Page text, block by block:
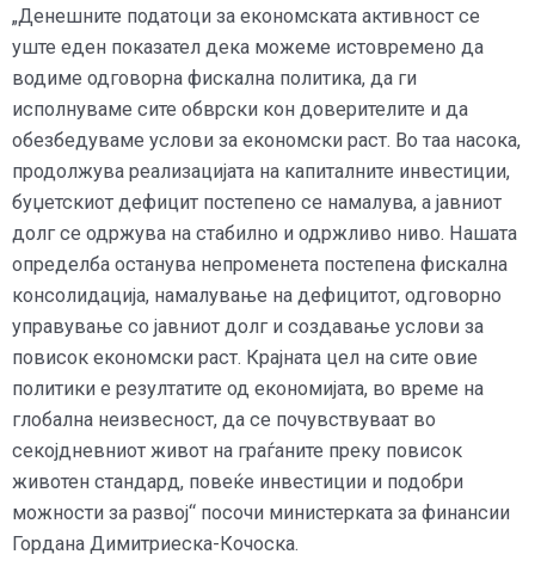
„Денешните податоци за економската активност се
уште еден показател дека можеме истовремено да
водиме одговорна фискална политика, да ги
исполнуваме сите обврски кон доверителите и да
обезбедуваме услови за економски раст. Во таа насока,
продолжува реализацијата на капиталните инвестиции,
буџетскиот дефицит постепено се намалува, а јавниот
долг се одржува на стабилно и одржливо ниво. Нашата
определба останува непроменета постепена фискална
консолидација, намалување на дефицитот, одговорно
управување со јавниот долг и создавање услови за
повисок економски раст. Крајната цел на сите овие
политики е резултатите од економијата, во време на
глобална неизвесност, да се почувствуваат во
секојдневниот живот на граѓаните преку повисок
животен стандард, повеќе инвестиции и подобри
можности за развој“ посочи министерката за финансии
Гордана Димитриеска-Кочоска.